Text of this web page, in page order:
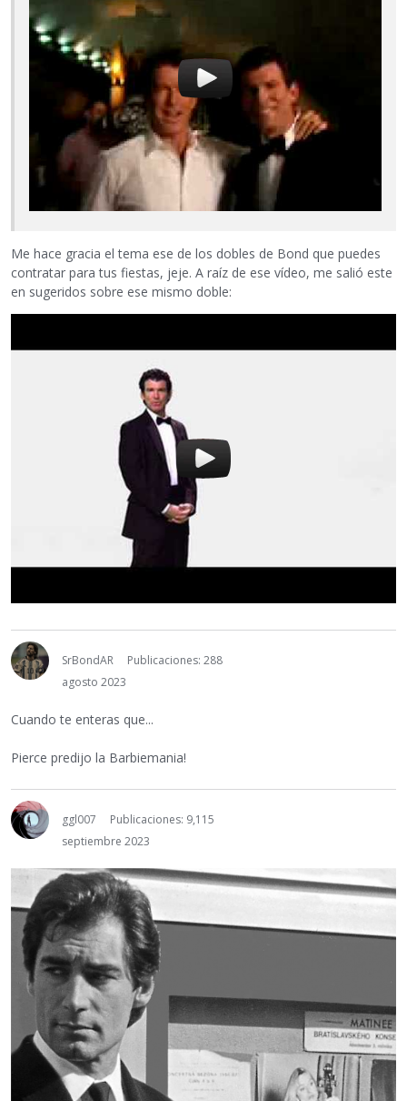
Me hace gracia el tema ese de los dobles de Bond que puedes
contratar para tus fiestas, jeje. A raíz de ese vídeo, me salió este
en sugeridos sobre ese mismo doble:
SrBondAR
Publicaciones: 288
agosto 2023
Cuando te enteras que...
Pierce predijo la Barbiemania!
ggl007
Publicaciones: 9,115
septiembre 2023